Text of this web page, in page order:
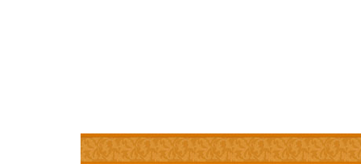
TRANG CHỦ THÀNH VIÊN TRỢ GIÚP WEBSITE